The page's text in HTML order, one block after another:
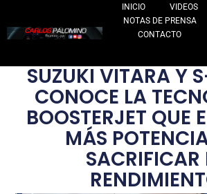
al
contenido
INICIO
VIDEOS
NOTAS DE PRENSA
CONTACTO
SUZUKI VITARA Y
CONOCE LA
BOOSTERJET QUE
MÁS
SACRIFICAR